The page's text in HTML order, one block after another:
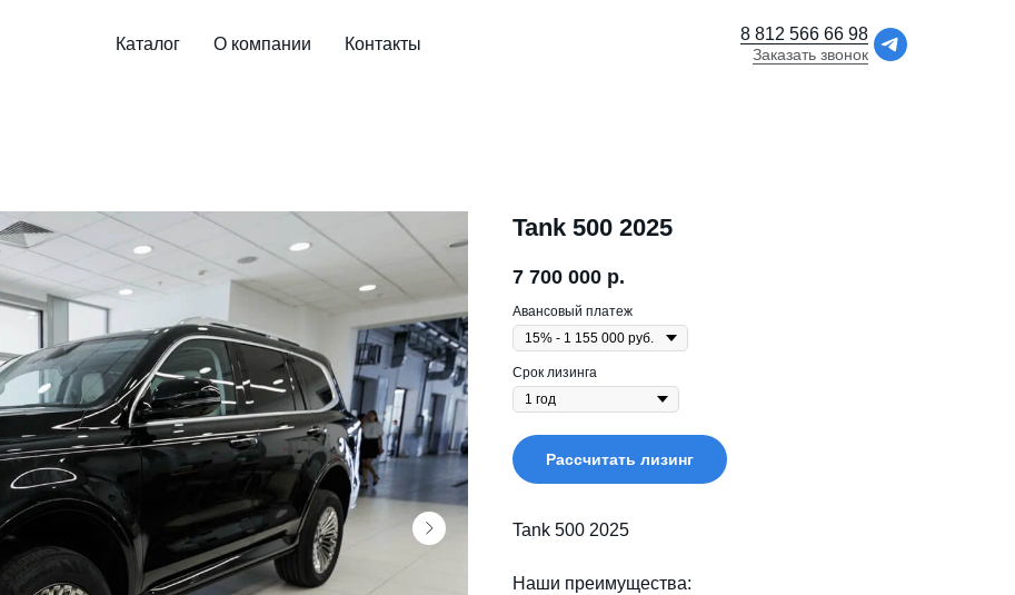
Каталог О компании Контакты
8 812 566 66 98
Заказать звонок
Tank 500 2025
7 700 000 р.
Авансовый платеж
Срок лизинга
Рассчитать лизинг
Tank 500 2025
Наши преимущества: